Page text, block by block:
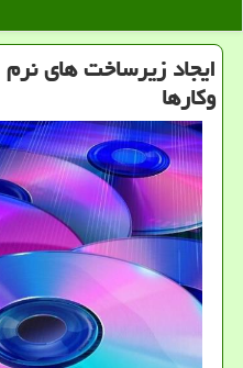
ایجاد زیرساخت های
وكارها